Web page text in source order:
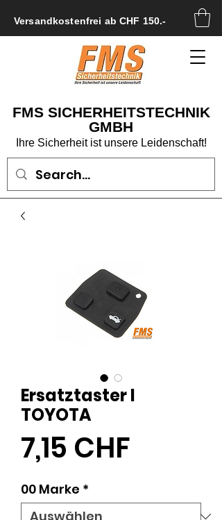
FMS SICHERHEITSTECHNIK
GMBH
Ihre Sicherheit ist unsere Leidenschaft!
Versandkostenfrei ab CHF 150.-
Ersatztaster I
TOYOTA
7,15 CHF
00 Marke *